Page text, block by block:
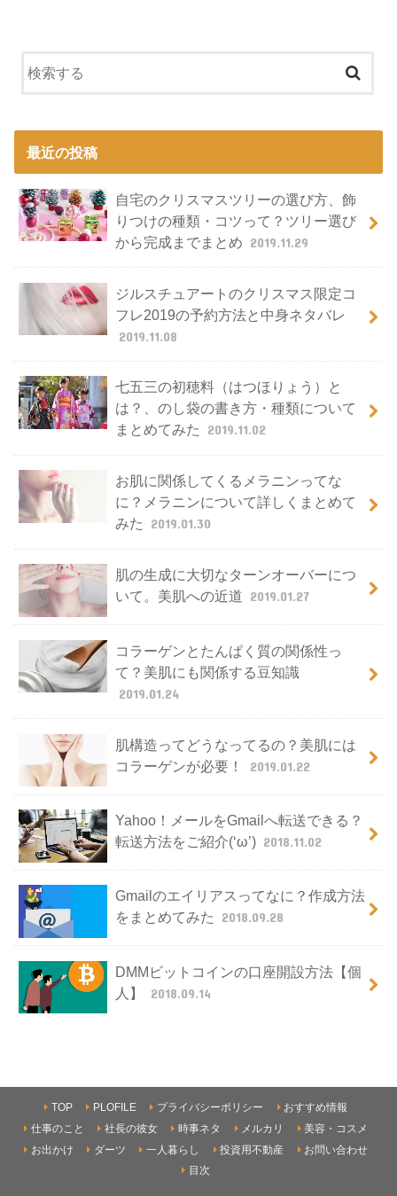
最近の投稿
自宅のクリスマスツリーの選び方、飾
りつけの種類・コツって？ツリー選び
から完成までまとめ 2019.11.29
ジルスチュアートのクリスマス限定コ
フレ2019の予約方法と中身ネタバレ
2019.11.08
七五三の初穂料（はつほりょう）と
は？、のし袋の書き方・種類について
まとめてみた
2019.11.02
お肌に関係してくるメラニンってな
に？メラニンについて詳しくまとめて
みた
2019.01.30
肌の生成に大切なターンオーバーにつ
いて。美肌への近道 2019.01.27
コラーゲンとたんぱく質の関係性っ
て？美肌にも関係する豆知識
2019.01.24
肌構造ってどうなってるの？美肌には
コラーゲンが必要！
2019.01.22
Yahoo！メールをGmailへ転送できる？
転送方法をご紹介(‘ω’) 2018.11.02
Gmailのエイリアスってなに？作成方法
をまとめてみた
2018.09.28
DMMビットコインの口座開設方法【個
人】
2018.09.14
TOP PLOFILE プライバシーポリシー
おすすめ情報
仕事のこと
社長の彼女 時事ネタ メルカリ
美容・コスメ
お出かけ
ダーツ 一人暮らし 投資用不動産
お問い合わせ
目次